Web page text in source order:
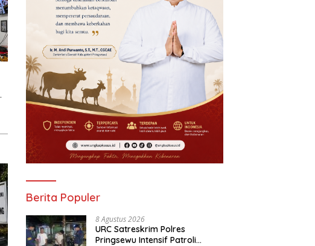
Berita Populer
8 Agustus 2026
URC Satreskrim Polres
Pringsewu Intensif Patroli